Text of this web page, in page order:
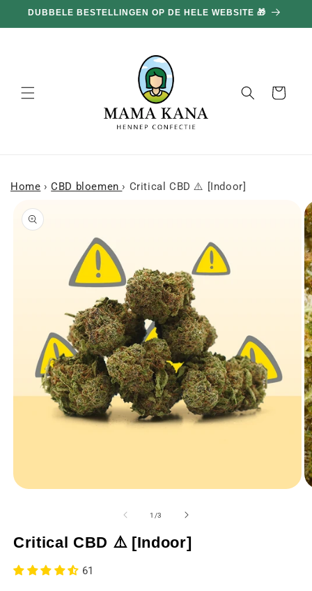
doorgaan
naar
DUBBELE BESTELLINGEN OP DE HELE WEBSITE 🎁
Mand
Home › CBD bloemen › Critical CBD ⚠️ [Indoor]
naar
een
modaal
1 /van
3
Critical CBD ⚠️ [Indoor]
61